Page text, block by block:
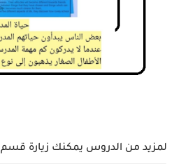
لمزيد من الدروس يمكنك زيارة قسم